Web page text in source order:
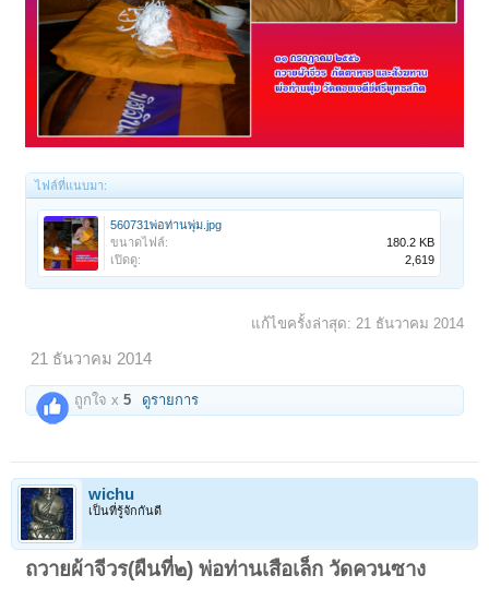
ไฟล์ที่แนบมา:
560731พ่อท่านพุ่ม.jpg
ขนาดไฟล์:
180.2 KB
เปิดดู:
2,619
แก้ไขครั้งล่าสุด: 21 ธันวาคม 2014
21 ธันวาคม 2014
ถูกใจ x5 ดูรายการ
wichu
เป็นที่รู้จักกันดี
ถวายผ้าจีวร(ผืนที่๒) พ่อท่านเสือเล็ก วัดควนซาง